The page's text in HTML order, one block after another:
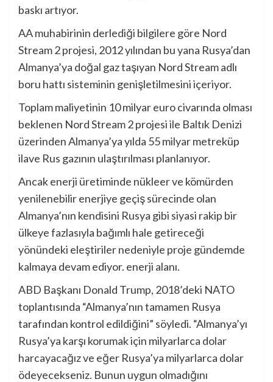
baskı artıyor.
AA muhabirinin derlediği bilgilere göre Nord
Stream 2 projesi, 2012 yılından bu yana Rusya’dan
Almanya’ya doğal gaz taşıyan Nord Stream adlı
boru hattı sisteminin genişletilmesini içeriyor.
Toplam maliyetinin 10 milyar euro civarında olması
beklenen Nord Stream 2 projesi ile Baltık Denizi
üzerinden Almanya’ya yılda 55 milyar metreküp
ilave Rus gazının ulaştırılması planlanıyor.
Ancak enerji üretiminde nükleer ve kömürden
yenilenebilir enerjiye geçiş sürecinde olan
Almanya’nın kendisini Rusya gibi siyasi rakip bir
ülkeye fazlasıyla bağımlı hale getireceği
yönündeki eleştiriler nedeniyle proje gündemde
kalmaya devam ediyor. enerji alanı.
ABD Başkanı Donald Trump, 2018’deki NATO
toplantısında “Almanya’nın tamamen Rusya
tarafından kontrol edildiğini” söyledi. “Almanya’yı
Rusya’ya karşı korumak için milyarlarca dolar
harcayacağız ve eğer Rusya’ya milyarlarca dolar
ödeyecekseniz. Bunun uygun olmadığını